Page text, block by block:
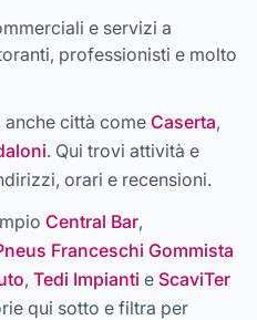
e servizi a
professionisti e molto
città come Caserta,
. Qui trovi attività e
orari e recensioni.
Central Bar,
Franceschi Gommista
, Tedi Impianti e ScaviTer
qui sotto e filtra per